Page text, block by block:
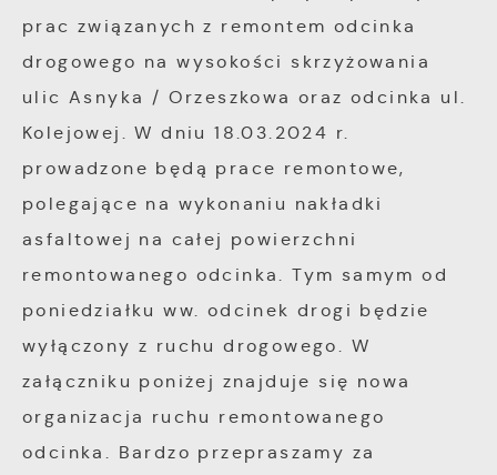
prac związanych z remontem odcinka
drogowego na wysokości skrzyżowania
ulic Asnyka / Orzeszkowa oraz odcinka ul.
Kolejowej. W dniu 18.03.2024 r.
prowadzone będą prace remontowe,
polegające na wykonaniu nakładki
asfaltowej na całej powierzchni
remontowanego odcinka. Tym samym od
poniedziałku ww. odcinek drogi będzie
wyłączony z ruchu drogowego. W
załączniku poniżej znajduje się nowa
organizacja ruchu remontowanego
odcinka. Bardzo przepraszamy za
treści w postaci wiadomości, ofert,
komunikatów mediów społecznościowych.